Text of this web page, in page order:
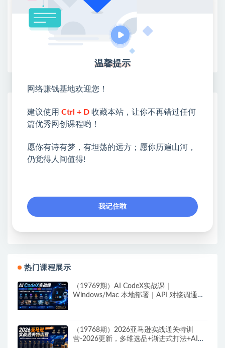
限时活动：注册新用户赠送VIP
网赚基地简介
站长微信：无
类&副业类，资源丰富 物超所值。
❤能助您：找项目 + 低成本创业 + 减少信息差 + 见识
开启网络之门，广受好评！
❤如果您也依存于互联网，欢迎加入本站会员，将尽
热门课程展示
（19769期）AI CodeX实战课｜
Windows/Mac 本地部署｜API 对接调通｜
（19768期）2026亚马逊实战通关特训
营-2026更新，多维选品+渐进式打法+AI应
温馨提示
网络赚钱基地欢迎您！
建议使用 Ctrl + D 收藏本站，让你不再错过任何
篇优秀网创课程哟！
愿你有诗有梦，有坦荡的远方；愿你历遍山河，
仍觉得人间值得!
我记住啦